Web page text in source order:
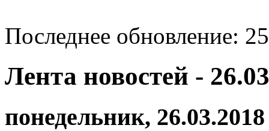
Последнее обновление:
Лента новостей -
понедельник, 26.03.2018